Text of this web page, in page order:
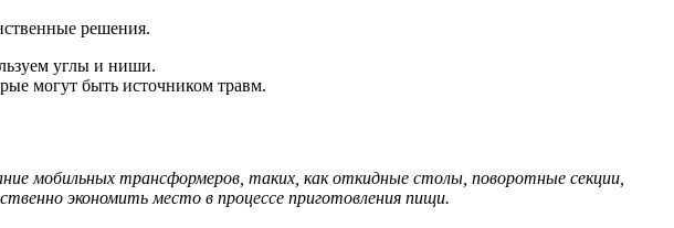
решения.
углы и ниши.
могут быть источником травм.
мобильных трансформеров, таких, как откидные столы, поворотные секции,
экономить место в процессе приготовления пищи.